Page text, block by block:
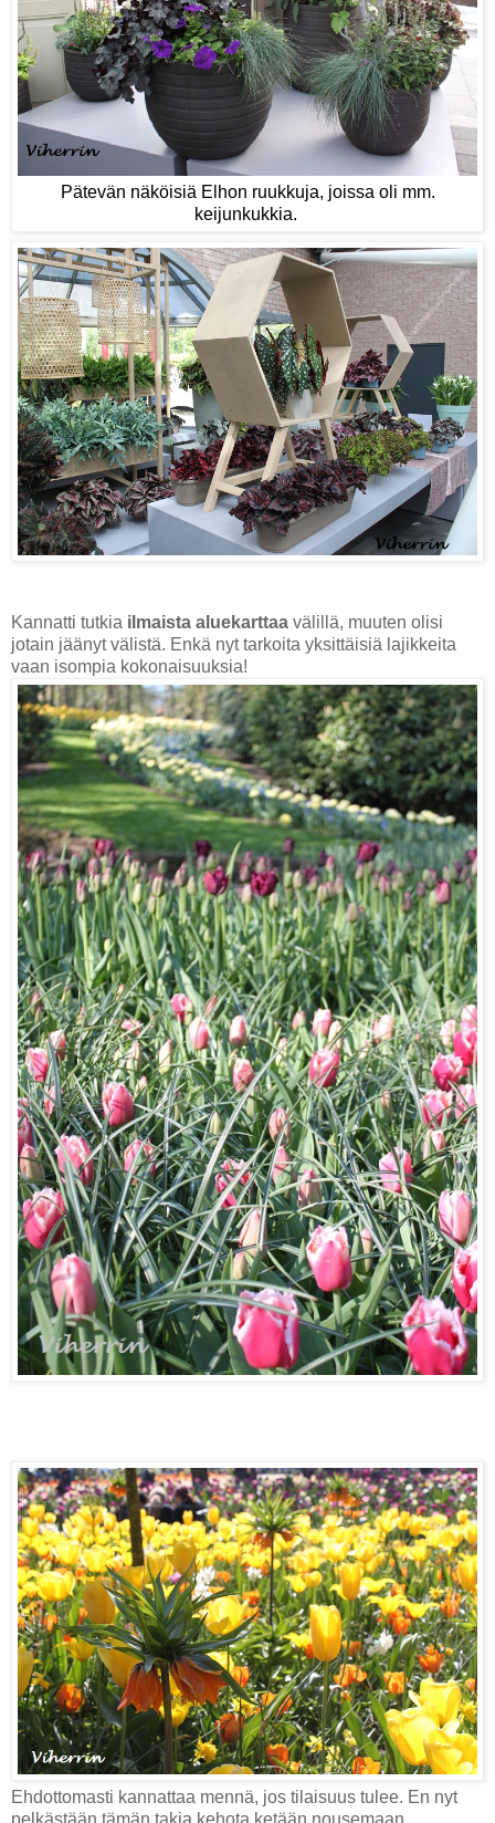
Pätevän näköisiä Elhon ruukkuja, joissa oli mm.
keijunkukkia.
Kannatti tutkia ilmaista aluekarttaa välillä, muuten olisi
jotain jäänyt välistä. Enkä nyt tarkoita yksittäisiä lajikkeita
vaan isompia kokonaisuuksia!
Ehdottomasti kannattaa mennä, jos tilaisuus tulee. En nyt